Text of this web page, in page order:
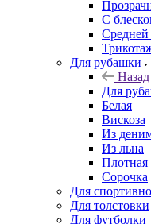
С
Средней
Для рубашки
Назад
Для
Белая
Вискоза
Из
Из льна
Плотная
Сорочка
Для
Для толстовки
Для футболки